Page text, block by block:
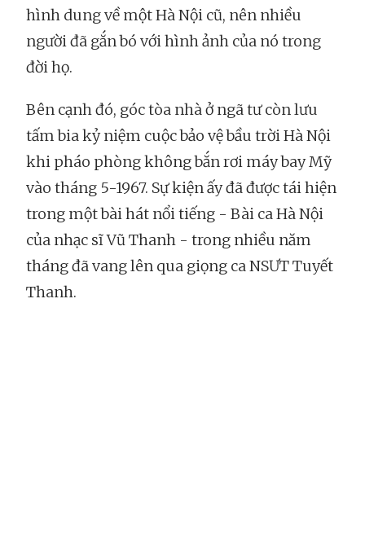
hình dung về một Hà Nội cũ, nên nhiều
người đã gắn bó với hình ảnh của nó trong
đời họ.
Bên cạnh đó, góc tòa nhà ở ngã tư còn lưu
tấm bia kỷ niệm cuộc bảo vệ bầu trời Hà Nội
khi pháo phòng không bắn rơi máy bay Mỹ
vào tháng 5-1967. Sự kiện ấy đã được tái hiện
trong một bài hát nổi tiếng - Bài ca Hà Nội
của nhạc sĩ Vũ Thanh - trong nhiều năm
tháng đã vang lên qua giọng ca NSƯT Tuyết
Thanh.